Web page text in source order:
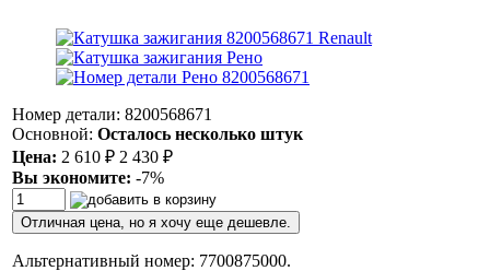
Номер детали: 8200568671
Основной: Осталось несколько штук
Цена: 2 610 ₽ 2 430 ₽
Вы экономите: -7%
Отличная цена, но я хочу еще дешевле.
Альтернативный номер: 7700875000.